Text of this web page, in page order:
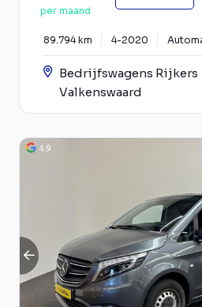
per maand
89.794 km 4-2020
Bedrijfswagens Rijkers
Valkenswaard